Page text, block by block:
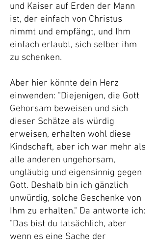
und Kaiser auf Erden der Mann
ist, der einfach von Christus
nimmt und empfängt, und Ihm
einfach erlaubt, sich selber ihm
zu schenken.
Aber hier könnte dein Herz
einwenden: "Diejenigen, die Gott
Gehorsam beweisen und sich
dieser Schätze als würdig
erweisen, erhalten wohl diese
Kindschaft, aber ich war mehr als
alle anderen ungehorsam,
ungläubig und eigensinnig gegen
Gott. Deshalb bin ich gänzlich
unwürdig, solche Geschenke von
Ihm zu erhalten." Da antworte ich:
"Das bist du tatsächlich, aber
wenn es eine Sache der